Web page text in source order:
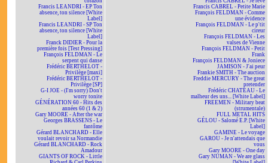
Francis LEANDRI - EP Ton
absence, ton silence [White
Label]
Francis LEANDRI - SP Ton
absence, ton silence [White
Label]
Franck DIDIER - Pour la
première fois [Test Pressing]
François FELDMAN - Le
serpent qui danse
Frédéric BERTHELOT -
Privilège [maxi]
Frédéric BERTHELOT -
Privilège [SP]
G-I JOE - (I'm sorry) Don't
worry tonite
GÉNÉRATION 60 - Hits des
années 60 (1 & 2)
Gary MOORE - After the war
Georges BRASSENS - Le
fantôme
Gérard BLANCHARD - Elle
voulait revoir sa Normandie
Gérard BLANCHARD - Rock
Amadour
GIANTS OF ROCK - Little
Francis CABREL - Petite Marie
François FELDMAN - Comme
une évidence
François FELDMAN - Le p'tit
cireur
François FELDMAN - Les
valses de Vienne
François FELDMAN - Petit
Frank
François FELDMAN & Joniece
JAMISON - J'ai peur
Frankie SMITH - The auction
Freddie MERCURY - The great
pretender
Frédéric CHATEAU - Le
malheur des uns... [White Label]
FREEMEN - Military beat
(strumentale)
FULL METAL HITS
GÉLOU - Salomé E.P. [White
Label]
GAMINE - Le voyage
GAROU - Je n'attendais que
vous
Gary MOORE - One day
Gary NUMAN - We are glass